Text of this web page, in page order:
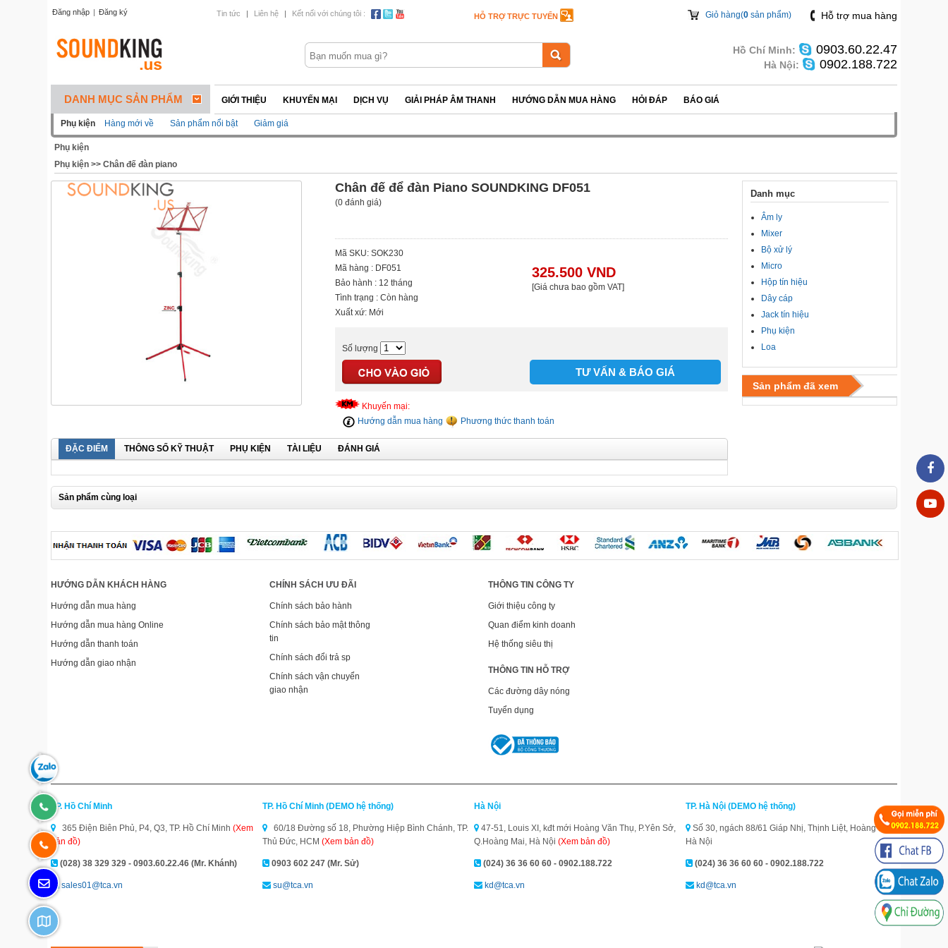
Đăng nhập | Đăng ký Tin tức | Liên hệ | Kết nối với chúng tôi : HỖ TRỢ TRỰC TUYẾN Hỗ trợ mua hàng
Hồ Chí Minh: 0903.60.22.47
Hà Nội: 0902.188.722
Giỏ hàng(0 sản phẩm)
DANH MỤC SẢN PHẨM GIỚI THIỆU KHUYẾN MẠI DỊCH VỤ GIẢI PHÁP ÂM THANH HƯỚNG DẪN MUA HÀNG HỎI ĐÁP BÁO GIÁ
Phụ kiện Hàng mới về Sản phẩm nổi bật Giảm giá
Phụ kiện
Phụ kiện >> Chân đế đàn piano
Chân đế để đàn Piano SOUNDKING DF051
(0 đánh giá)
Mã SKU: SOK230
Mã hàng : DF051
Bảo hành : 12 tháng
Tình trạng : Còn hàng
Xuất xứ: Mới
325.500 VND
[Giá chưa bao gồm VAT]
Số lượng
TƯ VẤN & BÁO GIÁ
Khuyến mại:
Hướng dẫn mua hàng
Phương thức thanh toán
ĐẶC ĐIỂM THÔNG SỐ KỸ THUẬT PHỤ KIỆN TÀI LIỆU ĐÁNH GIÁ
Danh mục
Âm ly
Mixer
Bộ xử lý
Micro
Hộp tín hiệu
Dây cáp
Jack tín hiệu
Phụ kiện
Loa
Sản phẩm đã xem
Sản phẩm cùng loại
HƯỚNG DẪN KHÁCH HÀNG
Hướng dẫn mua hàng
Hướng dẫn mua hàng Online
Hướng dẫn thanh toán
Hướng dẫn giao nhận
CHÍNH SÁCH ƯU ĐÃI
Chính sách bảo hành
Chính sách bảo mật thông
tin
Chính sách đổi trả sp
Chính sách vận chuyển
giao nhận
THÔNG TIN CÔNG TY
Giới thiệu công ty
Quan điểm kinh doanh
Hệ thống siêu thị
THÔNG TIN HỖ TRỢ
Các đường dây nóng
Tuyển dụng
TP. Hồ Chí Minh
365 Điện Biên Phủ, P4, Q3, TP. Hồ Chí Minh (Xem
bản đồ)
(028) 38 329 329 - 0903.60.22.46 (Mr. Khánh)
sales01@tca.vn
TP. Hồ Chí Minh (DEMO hệ thống)
60/18 Đường số 18, Phường Hiệp Bình Chánh, TP.
Thủ Đức, HCM (Xem bản đồ)
0903 602 247 (Mr. Sử)
su@tca.vn
Hà Nội
47-51, Louis XI, kđt mới Hoàng Văn Thụ, P.Yên Sở,
Q.Hoàng Mai, Hà Nội (Xem bản đồ)
(024) 36 36 60 60 - 0902.188.722
kd@tca.vn
TP. Hà Nội (DEMO hệ thống)
Số 30, ngách 88/61 Giáp Nhị, Thịnh Liệt, Hoàng Mai,
Hà Nội
(024) 36 36 60 60 - 0902.188.722
kd@tca.vn
Zalo:
0902188722
HN:
0904.38.28.58
HCM:
0903.060.090
Đăng
ký
gọi
Chi
nhánh